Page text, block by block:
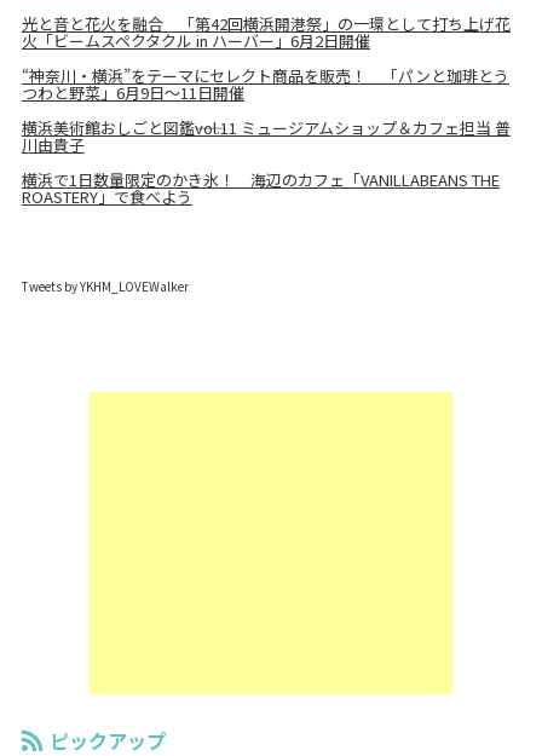
光と音と花火を融合 「第42回横浜開港祭」の一環として打ち上げ花
火「ビームスペクタクル in ハーバー」6月2日開催
“神奈川・横浜”をテーマにセレクト商品を販売！ 「パンと珈琲とう
つわと野菜」6月9日～11日開催
横浜美術館おしごと図鑑――vol.11 ミュージアムショップ＆カフェ担当 普
川由貴子
横浜で1日数量限定のかき氷！ 海辺のカフェ「VANILLABEANS THE
ROASTERY」で食べよう
Tweets by YKHM_LOVEWalker
ピックアップ